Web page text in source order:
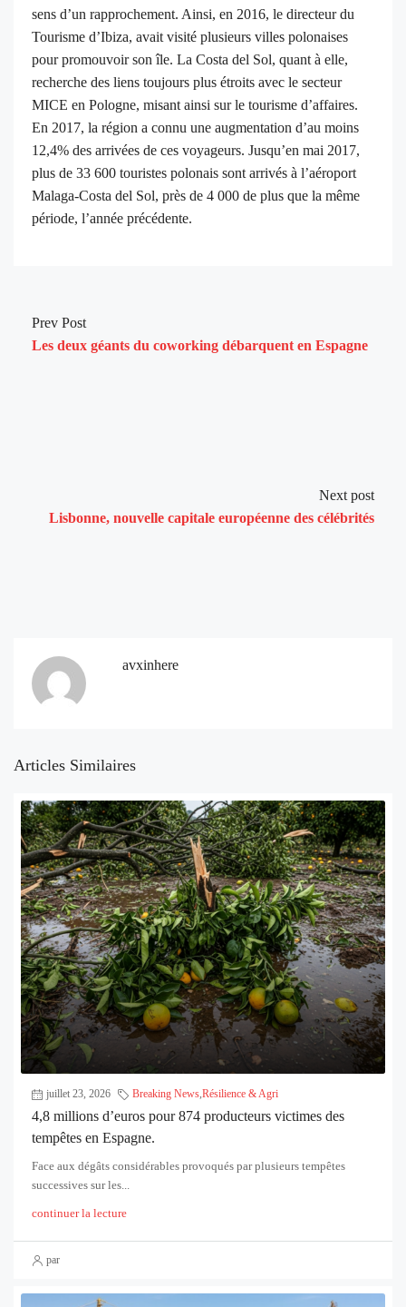
sens d’un rapprochement. Ainsi, en 2016, le directeur du
Tourisme d’Ibiza, avait visité plusieurs villes polonaises
pour promouvoir son île. La Costa del Sol, quant à elle,
recherche des liens toujours plus étroits avec le secteur
MICE en Pologne, misant ainsi sur le tourisme d’affaires.
En 2017, la région a connu une augmentation d’au moins
12,4% des arrivées de ces voyageurs. Jusqu’en mai 2017,
plus de 33 600 touristes polonais sont arrivés à l’aéroport
Malaga-Costa del Sol, près de 4 000 de plus que la même
période, l’année précédente.
Prev Post
Les deux géants du coworking débarquent en Espagne
Next post
Lisbonne, nouvelle capitale européenne des célébrités
avxinhere
Articles Similaires
juillet 23, 2026 Breaking News,Résilience & Agri
4,8 millions d’euros pour 874 producteurs victimes des
tempêtes en Espagne.
Face aux dégâts considérables provoqués par plusieurs tempêtes
successives sur les...
continuer la lecture
par